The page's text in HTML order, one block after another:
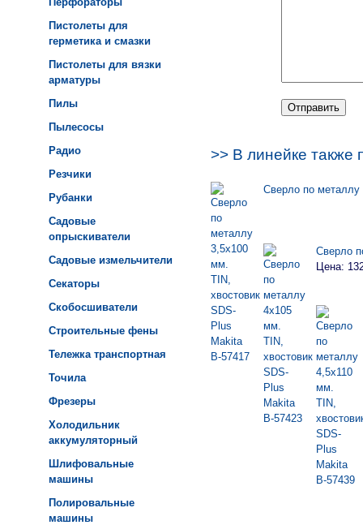
Пистолеты для
герметика и смазки
Пистолеты для вязки
арматуры
Пилы
Пылесосы
Радио
Резчики
Рубанки
Садовые
опрыскиватели
Садовые измельчители
Секаторы
Скобосшиватели
Строительные фены
Тележка транспортная
Точила
Фрезеры
Холодильник
аккумуляторный
Шлифовальные
машины
Полировальные
машины
>> В линейке также
Сверло по металлу
Сверло
Цена: